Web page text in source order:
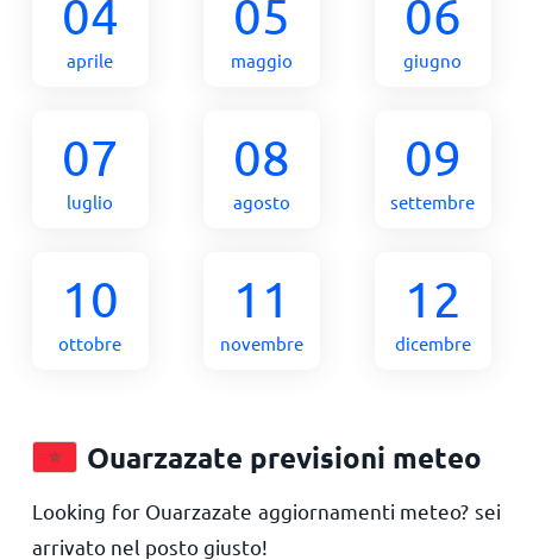
04
aprile
05
maggio
06
giugno
07
luglio
08
agosto
09
settembre
10
ottobre
11
novembre
12
dicembre
Ouarzazate previsioni meteo
Looking for Ouarzazate aggiornamenti meteo? sei
arrivato nel posto giusto!